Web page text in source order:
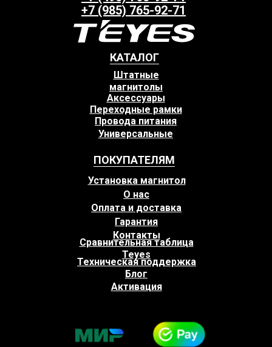
ПОКУПАТЕЛЯМ
КАТАЛОГ
+7 (985) 765-92-71
Аксессуары
Провода питания
Штатные
магнитолы
Переходные рамки
Универсальные
Установка магнитол
Контакты
Сравнительная таблица
Teyes
Блог
Техническая поддержка
Активация
Оплата и доставка
О нас
Гарантия